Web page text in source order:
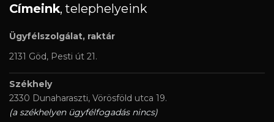
Címeink, telephelyeink
Ügyfélszolgálat, raktár
2131 Göd, Pesti út 21.
Székhely
2330 Dunaharaszti, Vörösföld utca 19.
(a székhelyen ügyfélfogadás nincs)